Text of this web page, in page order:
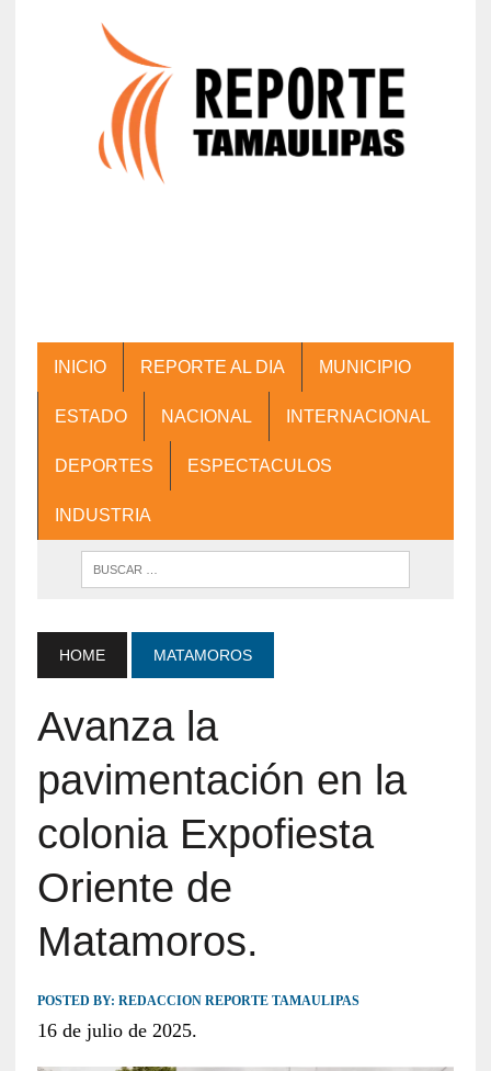
INICIO REPORTE AL DIA MUNICIPIO
ESTADO NACIONAL INTERNACIONAL
DEPORTES ESPECTACULOS
INDUSTRIA
HOME MATAMOROS
Avanza la
pavimentación en la
colonia Expofiesta
Oriente de
Matamoros.
POSTED BY: REDACCION REPORTE TAMAULIPAS
16 de julio de 2025.